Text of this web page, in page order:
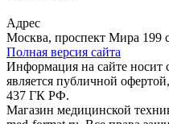
Адрес
Москва, проспект Мира 199
Полная версия сайта
Информация на сайте носит
является публичной
437 ГК РФ.
Магазин медицинской